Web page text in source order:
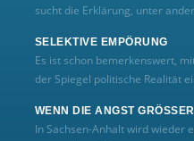
sucht die Erklärung, unter
SELEKTIVE EMPÖRUNG
Es ist schon bemerkenswert,
der Spiegel politische Realität
WENN DIE ANGST
In Sachsen-Anhalt wird wieder